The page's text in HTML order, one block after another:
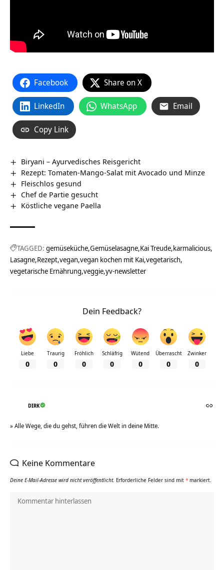
Facebook Share on X
LinkedIn WhatsApp Email
Copy Link
Biryani – Ayurvedisches Reisgericht
Rezept: Tomaten-Mango-Salat mit Avocado und Minze
Fleischlos gesund
Chef de Partie gesucht
Köstliche vegane Paella
TAGGED: gemüseküche Gemüselasagne Kai Treude karmalicious
Lasagne Rezept vegan vegan kochen mit Kai vegetarisch
vegetarische Ernährung veggie yv-newsletter
Dein Feedback?
Liebe
0
Traurig
0
Fröhlich
0
Schläfrig
0
Wütend
0
Überrascht
0
Zwinker
0
DIRK
» Alle Wege, die du gehst, führen die Welt in deine Mitte.
Keine Kommentare
Deine E-Mail-Adresse wird nicht veröffentlicht. Erforderliche Felder sind mit * markiert.